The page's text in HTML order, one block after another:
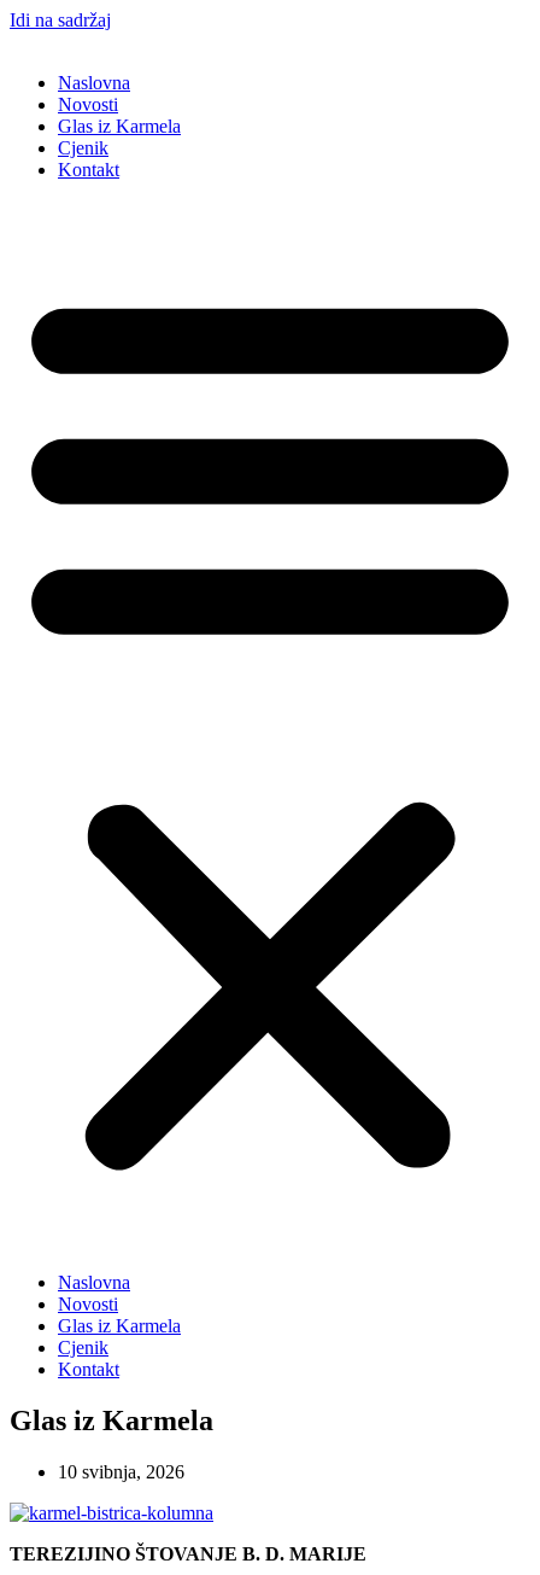
Idi na sadržaj
Naslovna
Novosti
Glas iz Karmela
Cjenik
Kontakt
Naslovna
Novosti
Glas iz Karmela
Cjenik
Kontakt
Glas iz Karmela
10 svibnja, 2026
TEREZIJINO ŠTOVANJE B. D. MARIJE